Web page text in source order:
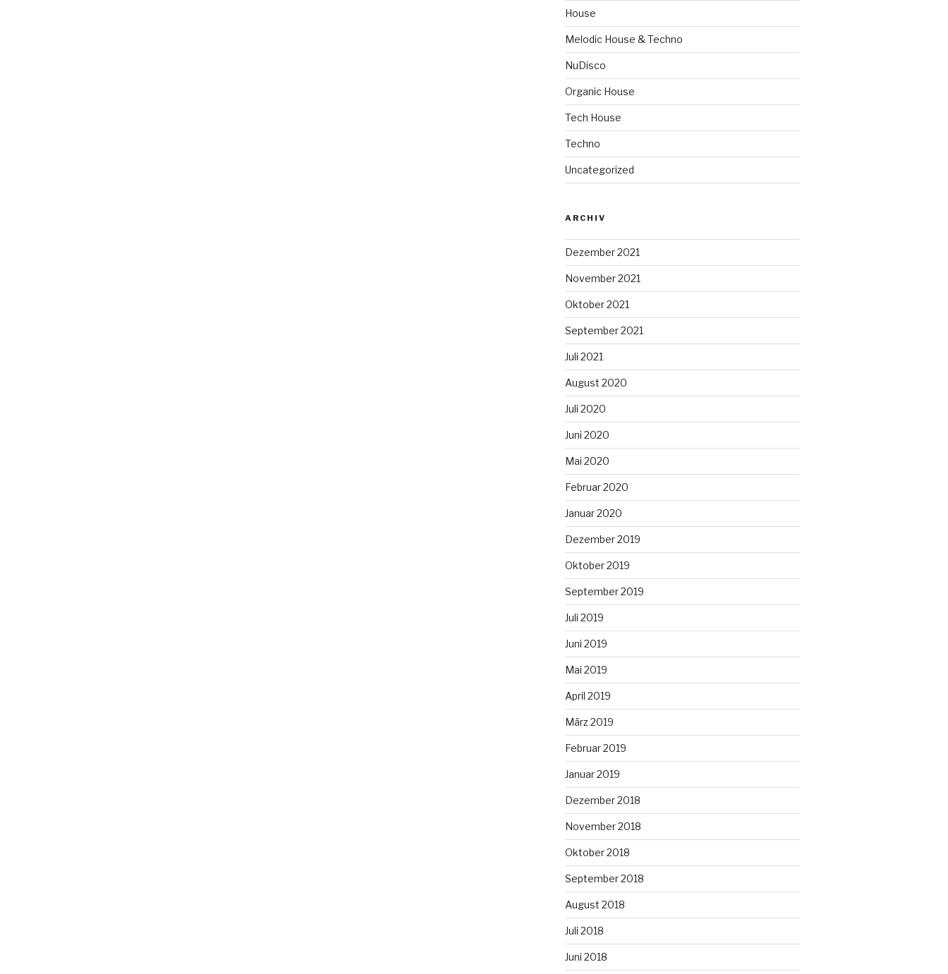
House
Melodic House & Techno
NuDisco
Organic House
Tech House
Techno
Uncategorized
ARCHIV
Dezember 2021
November 2021
Oktober 2021
September 2021
Juli 2021
August 2020
Juli 2020
Juni 2020
Mai 2020
Februar 2020
Januar 2020
Dezember 2019
Oktober 2019
September 2019
Juli 2019
Juni 2019
Mai 2019
April 2019
März 2019
Februar 2019
Januar 2019
Dezember 2018
November 2018
Oktober 2018
September 2018
August 2018
Juli 2018
Juni 2018